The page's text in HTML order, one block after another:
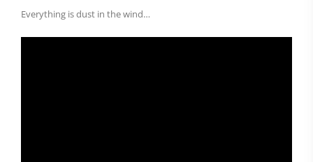
Everything is dust in the wind…